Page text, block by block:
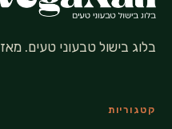
בלוג בישול טבעוני טעים. מאז 2018.
קטגוריות